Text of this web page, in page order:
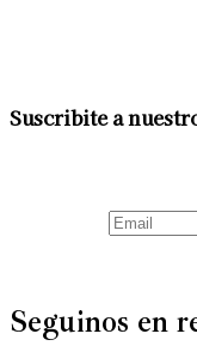
Suscribite a
Seguinos en